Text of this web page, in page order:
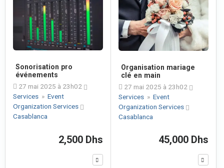
Sonorisation pro
événements
27 mai 2025 à 23h02
Services » Event
Organization Services
Casablanca
2,500 Dhs
Organisation mariage
clé en main
27 mai 2025 à 23h02
Services » Event
Organization Services
Casablanca
45,000 Dhs